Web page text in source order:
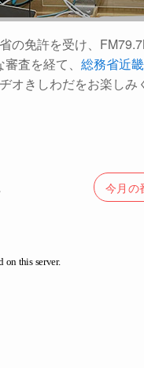
の免許を受け、
査を経て、 総務省近
オきしわだをお楽しみ
今月の